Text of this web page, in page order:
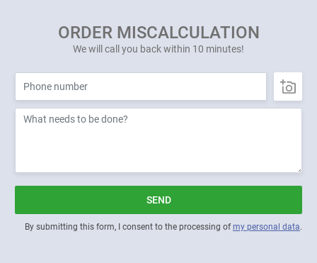
ORDER MISCALCULATION
We will call you back within 10 minutes!
SEND
By submitting this form, I consent to the processing ofmy personal data.